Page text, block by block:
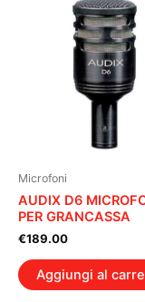
Microfoni
AUDIX D6
PER GRANCASSA
€189.00
Aggiungi al